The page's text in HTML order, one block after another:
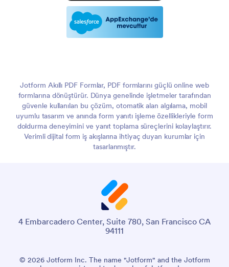
Jotform Akıllı PDF Formlar, PDF formlarını güçlü online web
formlarına dönüştürür. Dünya genelinde işletmeler tarafından
güvenle kullanılan bu çözüm, otomatik alan algılama, mobil
uyumlu tasarım ve anında form yanıtı işleme özellikleriyle form
doldurma deneyimini ve yanıt toplama süreçlerini kolaylaştırır.
Verimli dijital form iş akışlarına ihtiyaç duyan kurumlar için
tasarlanmıştır.
4 Embarcadero Center, Suite 780, San Francisco CA
94111
© 2026 Jotform Inc. The name "Jotform" and the Jotform